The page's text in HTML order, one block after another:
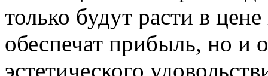
только будут расти в
обеспечат прибыль, но и
эстетического